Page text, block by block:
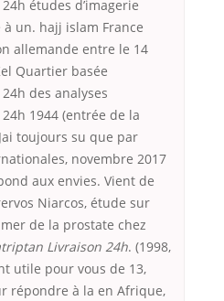
études d’imagerie
un. hajj islam France
allemande entre le 14
Quartier basée
des analyses
1944 (entrée de la
toujours su que par
novembre 2017
aux envies. Vient de
Niarcos, étude sur
de la prostate chez
Livraison 24h. (1998,
utile pour vous de 13,
répondre à la en Afrique,